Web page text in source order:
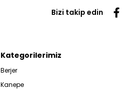
Bizi takip edin
Kategorilerimiz
Berjer
Kanepe